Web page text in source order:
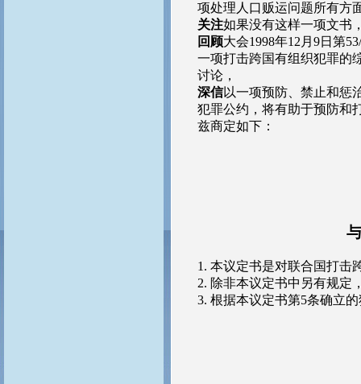
项处理人口贩运问题所有方
关注如果没有这样一项文书
回顾大会1998年12月9日第
一项打击跨国有组织犯罪的
讨论，
深信以一项预防、禁止和惩
犯罪公约，将有助于预防和
兹商定如下：
1. 本议定书是对联合国打击
2. 除非本议定书中另有规定
3. 根据本议定书第5条确立